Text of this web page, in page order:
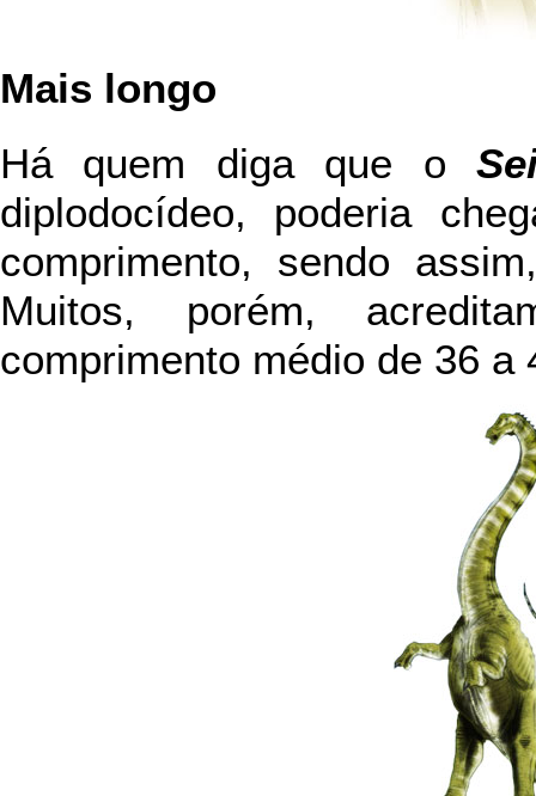
Mais longo
Há quem diga que o
diplodocídeo, poderia
comprimento, sendo
Muitos, porém,
comprimento médio de 36 a